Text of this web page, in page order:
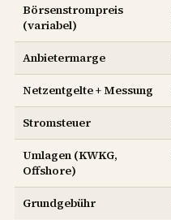
Börsenstrompreis
(variabel)
Anbietermarge
Netzentgelte + Messung
Stromsteuer
Umlagen (KWKG,
Offshore)
Grundgebühr